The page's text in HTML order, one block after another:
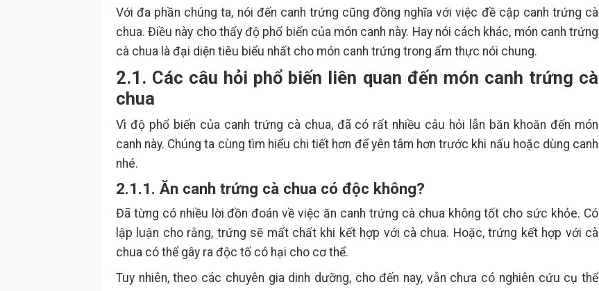
Với đa phần chúng ta, nói đến canh trứng cũng đồng nghĩa với việc đề cập canh trứng cà
chua. Điều này cho thấy độ phổ biến của món canh này. Hay nói cách khác, món canh trứng
cà chua là đại diện tiêu biểu nhất cho món canh trứng trong ẩm thực nói chung.
2.1. Các câu hỏi phổ biến liên quan đến món canh trứng cà
chua
Vì độ phổ biến của canh trứng cà chua, đã có rất nhiều câu hỏi lẫn băn khoăn đến món
canh này. Chúng ta cùng tìm hiểu chi tiết hơn để yên tâm hơn trước khi nấu hoặc dùng canh
nhé.
2.1.1. Ăn canh trứng cà chua có độc không?
Đã từng có nhiều lời đồn đoán về việc ăn canh trứng cà chua không tốt cho sức khỏe. Có
lập luận cho rằng, trứng sẽ mất chất khi kết hợp với cà chua. Hoặc, trứng kết hợp với cà
chua có thể gây ra độc tố có hại cho cơ thể.
Tuy nhiên, theo các chuyên gia dinh dưỡng, cho đến nay, vẫn chưa có nghiên cứu cụ thể